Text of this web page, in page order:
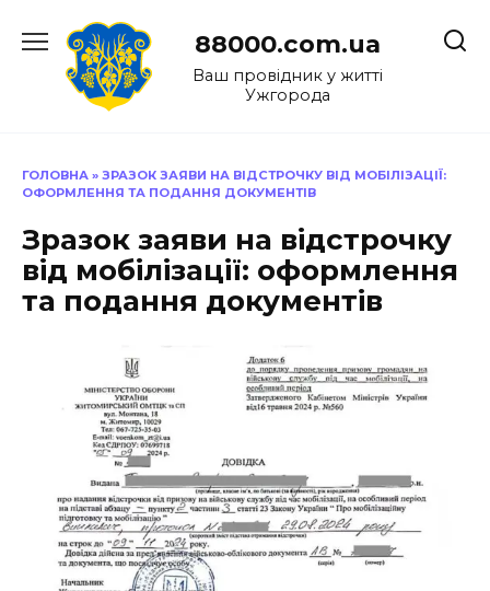
до
88000.com.ua
Ваш провідник у житті
Ужгорода
ГОЛОВНА » ЗРАЗОК ЗАЯВИ НА ВІДСТРОЧКУ ВІД МОБІЛІЗАЦІЇ:
ОФОРМЛЕННЯ ТА ПОДАННЯ ДОКУМЕНТІВ
Зразок заяви на відстрочку
від мобілізації: оформлення
та подання документів